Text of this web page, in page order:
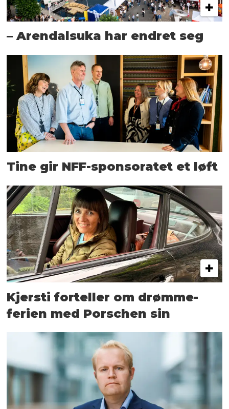
– Arendalsuka har endret seg
Tine gir NFF-sponsoratet et løft
Kjersti forteller om drømme­
ferien med Porschen sin